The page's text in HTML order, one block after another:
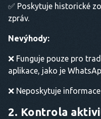
✅ Poskytuje historické
zpráv.
Nevýhody:
❌ Funguje pouze pro
aplikace, jako je
❌ Neposkytuje
2. Kontrola